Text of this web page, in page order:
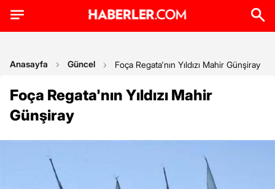
Anasayfa Güncel Foça Regata'nın Yıldızı Mahir Günşiray
Foça Regata'nın Yıldızı Mahir
Günşiray